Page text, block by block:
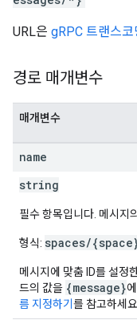
URL은 gRPC 트랜스코
경로 매개변수
매개변수
name
string
필수 항목입니다. 메시지
형식: spaces/
메시지에 맞춤 ID를 설정
드의 값을 {message}
름 지정하기 를 참고하세요.